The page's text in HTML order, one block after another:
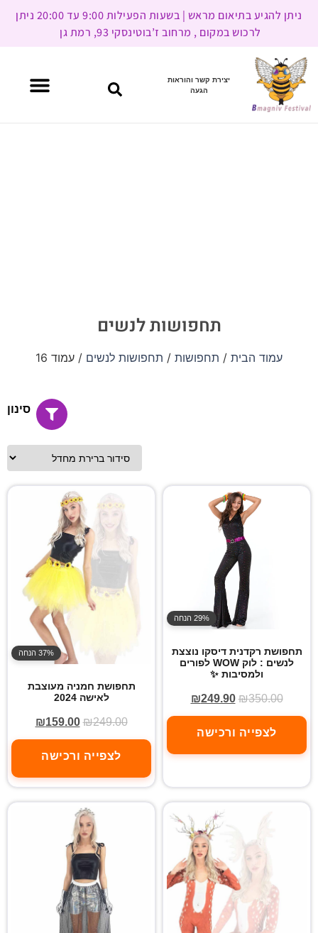
ניתן להגיע בתיאום מראש | בשעות הפעילות 9:00 עד 20:00 ניתן
לרכוש במקום , מרחוב ז’בוטינסקי 93, רמת גן
יצירת קשר והוראות
הגעה
תחפושות לנשים
עמוד הבית / תחפושות / תחפושות לנשים / עמוד 16
סינון
29% הנחה
תחפושת רקדנית דיסקו נוצצת
לנשים : לוק WOW לפורים
ולמסיבות ✨
₪350.00
₪249.90
לצפייה ורכישה
37% הנחה
תחפושת חמניה מעוצבת
לאישה 2024
₪249.00
₪159.00
לצפייה ורכישה